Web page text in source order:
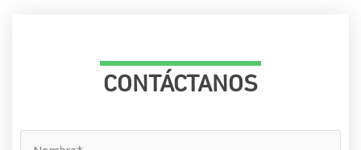
CONTÁCTANOS